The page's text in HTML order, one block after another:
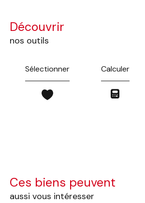
découvrir
nos outils
Sélectionner Calculer
Ces biens peuvent
aussi vous intéresser